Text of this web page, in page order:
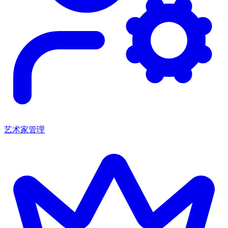
艺术家管理